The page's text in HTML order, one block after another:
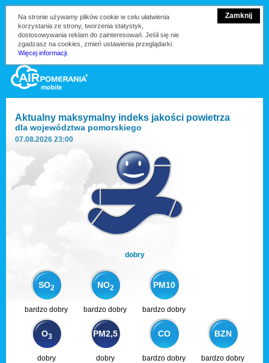
Zamknij
Na stronie używamy plików cookie w celu ułatwienia
korzystania ze strony, tworzenia statystyk,
dostosowywania reklam do zainteresowań. Jeśli się nie
zgadzasz na cookies, zmień ustawienia przeglądarki.
Więcej informacji.
Aktualny maksymalny indeks jakości powietrza
dla województwa pomorskiego
07.08.2026 23:00
dobry
SO2 NO2 PM10
bardzo dobry bardzo dobry bardzo dobry
O3 PM2,5 CO BZN
dobry dobry bardzo dobry bardzo dobry